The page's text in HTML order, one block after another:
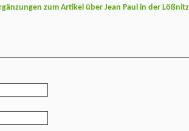
zum Artikel über Jean Paul in der Lößnitz